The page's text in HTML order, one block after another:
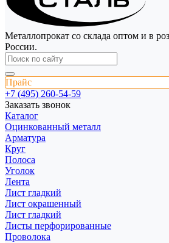
Металлопрокат со склада оптом и в
России.
Прайс
+7 (495) 260-54-59
Заказать звонок
Каталог
Оцинкованный металл
Арматура
Круг
Полоса
Уголок
Лента
Лист гладкий
Лист окрашенный
Лист гладкий
Листы перфорированные
Проволока